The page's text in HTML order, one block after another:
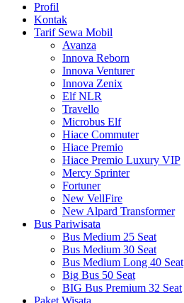
Profil
Kontak
Tarif Sewa Mobil
Avanza
Innova Reborn
Innova Venturer
Innova Zenix
Elf NLR
Travello
Microbus Elf
Hiace Commuter
Hiace Premio
Hiace Premio Luxury VIP
Mercy Sprinter
Fortuner
New VellFire
New Alpard Transformer
Bus Pariwisata
Bus Medium 25 Seat
Bus Medium 30 Seat
Bus Medium Long 40 Seat
Big Bus 50 Seat
BIG Bus Premium 32 Seat